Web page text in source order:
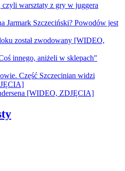
warsztaty z gry w juggera
Jarmark Szczeciński? Powodów jest
został zwodowany [WIDEO,
innego, aniżeli w sklepach"
Część Szczecinian widzi
[WIDEO, ZDJĘCIA]